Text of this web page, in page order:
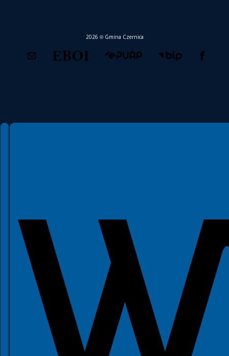
2026 © Gmina Czernica
Spełniamy standardy WCAG 2.2
Spełniamy standardy W3C